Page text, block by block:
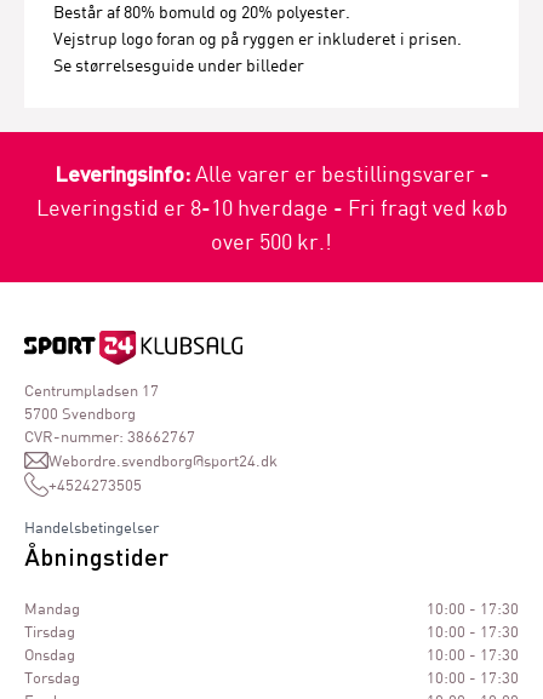
Består af 80% bomuld og 20% polyester.
Vejstrup logo foran og på ryggen er inkluderet i prisen.
Se størrelsesguide under billeder
Leveringsinfo:Alle varer er bestillingsvarer -
Leveringstid er 8-10 hverdage - Fri fragt ved køb
over 500 kr.!
Centrumpladsen 17
5700 Svendborg
CVR-nummer: 38662767
Webordre.svendborg@sport24.dk
+4524273505
Handelsbetingelser
Åbningstider
Mandag
10:00 - 17:30
Tirsdag
10:00 - 17:30
Onsdag
10:00 - 17:30
Torsdag
10:00 - 17:30